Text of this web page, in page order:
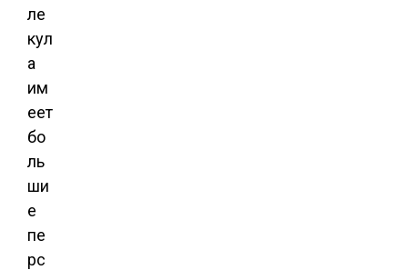
ле
кул
а
им
еет
бо
ль
ши
е
пе
рс